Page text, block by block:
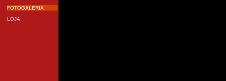
FOTOGALERIA
LOJA